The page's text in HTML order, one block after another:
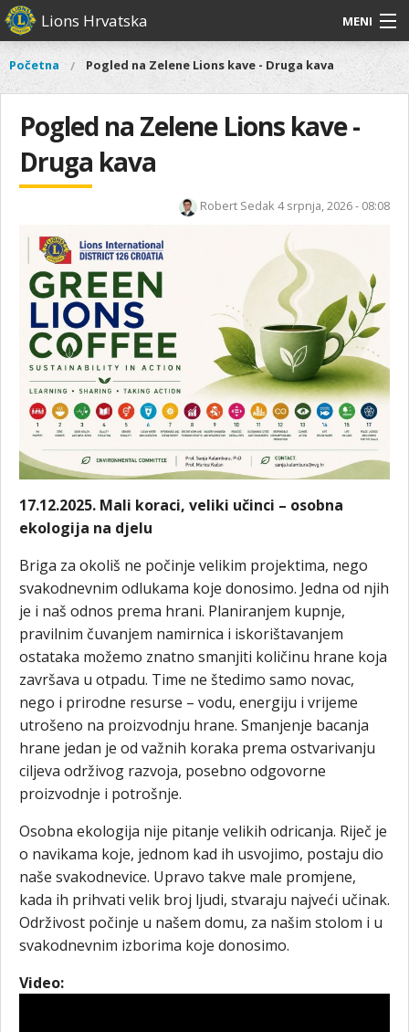
Skoči
na
sadržaj
Lions Hrvatska MENI
O nama
Naši projekti
Aktivnosti
Glavni
O
nama
Distrikt
126
Naši
Vi
ste
ovdje
Početna Pogled na Zelene Lions kave - Druga kava
Pogled na Zelene Lions kave -
Druga kava
Robert Sedak 4 srpnja, 2026 - 08:08
17.12.2025. Mali koraci, veliki učinci – osobna
ekologija na djelu
Briga za okoliš ne počinje velikim projektima, nego
svakodnevnim odlukama koje donosimo. Jedna od njih
je i naš odnos prema hrani. Planiranjem kupnje,
pravilnim čuvanjem namirnica i iskorištavanjem
ostataka možemo znatno smanjiti količinu hrane koja
završava u otpadu. Time ne štedimo samo novac,
nego i prirodne resurse – vodu, energiju i vrijeme
utrošeno na proizvodnju hrane. Smanjenje bacanja
hrane jedan je od važnih koraka prema ostvarivanju
ciljeva održivog razvoja, posebno odgovorne
proizvodnje i potrošnje.
Osobna ekologija nije pitanje velikih odricanja. Riječ je
o navikama koje, jednom kad ih usvojimo, postaju dio
naše svakodnevice. Upravo takve male promjene,
kada ih prihvati velik broj ljudi, stvaraju najveći učinak.
Održivost počinje u našem domu, za našim stolom i u
svakodnevnim izborima koje donosimo.
Video: